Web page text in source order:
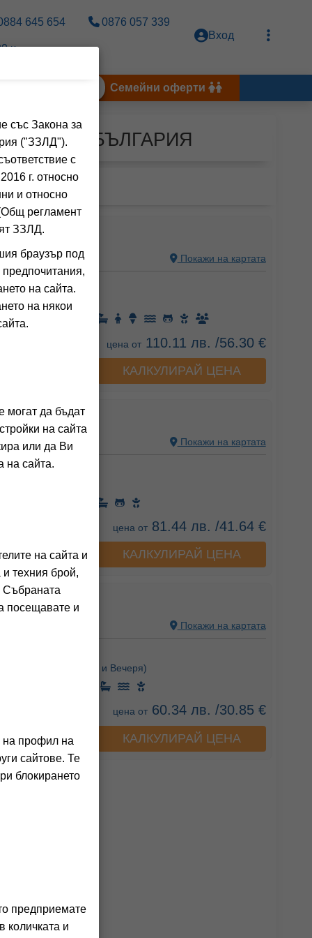
645 654 0876 057 339
ч.
Вход
Семейни оферти
БЪЛГАРИЯ
КЛУБ
БЪЛГАРИЯ Покажи на картата
на клиенти)
цена от110.11 лв. /56.30 €
КАЛКУЛИРАЙ ЦЕНА
БЪЛГАРИЯ Покажи на картата
на клиенти)
цена от81.44 лв. /41.64 €
хотела КАЛКУЛИРАЙ ЦЕНА
Покажи на картата
(Закуска и Вечеря)
цена от60.34 лв. /30.85 €
хотела КАЛКУЛИРАЙ ЦЕНА
със Закона за
("ЗЗЛД").
с
г. относно
и относно
регламент
ЗЗЛД.
браузър под
на сайта.
на някои
могат да бъдат
на сайта
или да Ви
на сайта.
на сайта и
техния брой,
Събраната
посещавате и
на профил на
сайтове. Те
блокирането
предприемате
количката и